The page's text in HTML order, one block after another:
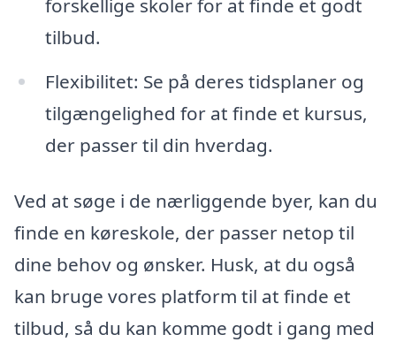
forskellige skoler for at finde et godt
tilbud.
Flexibilitet: Se på deres tidsplaner og
tilgængelighed for at finde et kursus,
der passer til din hverdag.
Ved at søge i de nærliggende byer, kan du
finde en køreskole, der passer netop til
dine behov og ønsker. Husk, at du også
kan bruge vores platform til at finde et
tilbud, så du kan komme godt i gang med